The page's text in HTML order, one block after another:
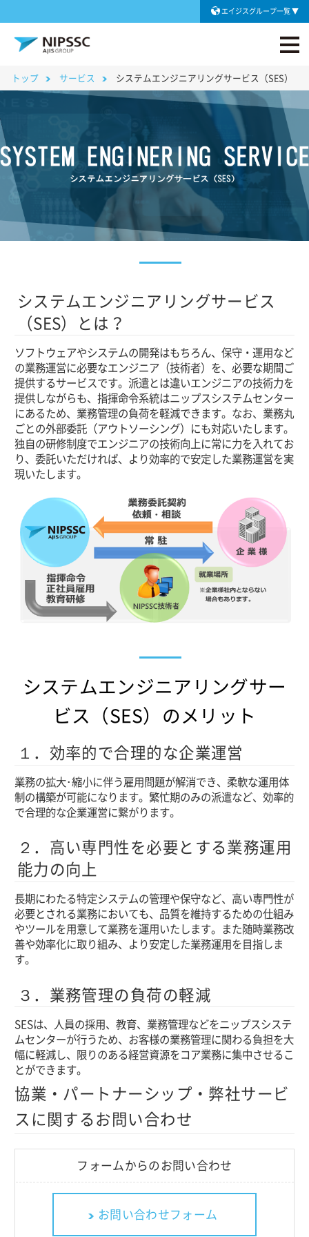
エイジスグループ一覧
トップ サービス システムエンジニアリングサービス（SES）
システムエンジニアリングサービス
（SES）とは？
ソフトウェアやシステムの開発はもちろん、保守・運用など
の業務運営に必要なエンジニア（技術者）を、必要な期間ご
提供するサービスです。派遣とは違いエンジニアの技術力を
提供しながらも、指揮命令系統はニップスシステムセンター
にあるため、業務管理の負荷を軽減できます。なお、業務丸
ごとの外部委託（アウトソーシング）にも対応いたします。
独自の研修制度でエンジニアの技術向上に常に力を入れてお
り、委託いただければ、より効率的で安定した業務運営を実
現いたします。
システムエンジニアリングサー
ビス（SES）のメリット
１．効率的で合理的な企業運営
業務の拡大･縮小に伴う雇用問題が解消でき、柔軟な運用体
制の構築が可能になります。繁忙期のみの派遣など、効率的
で合理的な企業運営に繋がります。
２．高い専門性を必要とする業務運用
能力の向上
長期にわたる特定システムの管理や保守など、高い専門性が
必要とされる業務においても、品質を維持するための仕組み
やツールを用意して業務を運用いたします。また随時業務改
善や効率化に取り組み、より安定した業務運用を目指しま
す。
３．業務管理の負荷の軽減
SESは、人員の採用、教育、業務管理などをニップスシステ
ムセンターが行うため、お客様の業務管理に関わる負担を大
幅に軽減し、限りのある経営資源をコア業務に集中させるこ
とができます。
協業・パートナーシップ・弊社サービ
スに関するお問い合わせ
フォームからのお問い合わせ
お問い合わせフォーム